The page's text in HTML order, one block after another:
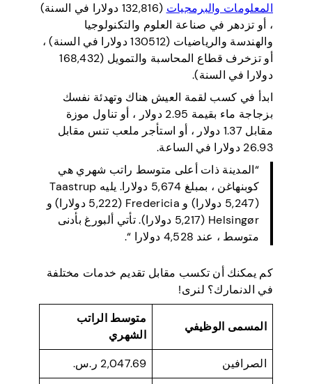
المعلومات والبرمجيات
(132,816 دولارا في السنة)
، أو تزدهر في صناعة العلوم والتكنولوجيا
والهندسة والرياضيات (130512 دولارا في السنة) ،
أو تزخرف قطاع المحاسبة والتمويل (168,432
دولارا في السنة).
ابدأ في كسب لقمة العيش هناك وتهدئة نفسك
بزجاجة ماء بقيمة 2.95 دولار ، أو تناول موزة
مقابل 1.37 دولار ، أو استأجر ملعب تنس مقابل
26.93 دولارا في الساعة.
“المدينة ذات أعلى متوسط راتب شهري هي
كوبنهاغن ، بمبلغ 5,674 دولارا. يليه Taastrup
(5,247 دولارا) و Fredericia (5,222 دولارا) و
Helsingør (5,217 دولارا). تأتي ألبورغ بأدنى
متوسط ، عند 4,528 دولارا “.
كم يمكنك أن تكسب مقابل تقديم خدمات مختلفة
في الدنمارك؟ لنرى!
المسمى الوظيفي
متوسط الراتب
الشهري
الصرافين
2,047.69 ر.س.